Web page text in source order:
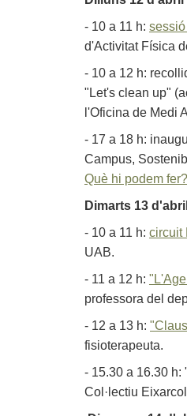
- 10 a 11 h:
d'Activitat Física
- 10 a 12 h:
"Let's clean up"
l'Oficina de Medi
- 17 a 18 h:
Campus,
Què hi podem
Dimarts 13 d'abril
- 10 a 11 h: circuit
UAB.
- 11 a 12 h:
professora del
- 12 a 13 h:
fisioterapeuta.
- 15.30 a 16.30 h:
Col·lectiu